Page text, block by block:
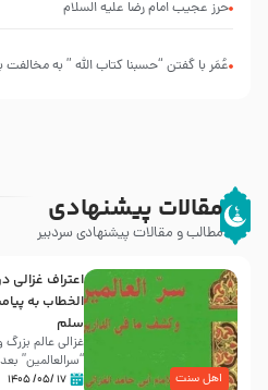
حرز عجیب امام رضا علیه السلام
عُمَر با گفتن “حسبنا كتاب اللّه ” به مخالفت
مقالات پیشنهادی
مطالب و مقالات پیشنهادی سردبیر
اهل سنت
اعتراف
الخطاب به
سلم
غزالی عالم
“سرالعالمین”
۱۷ /۰۵/ ۱۴۰۵